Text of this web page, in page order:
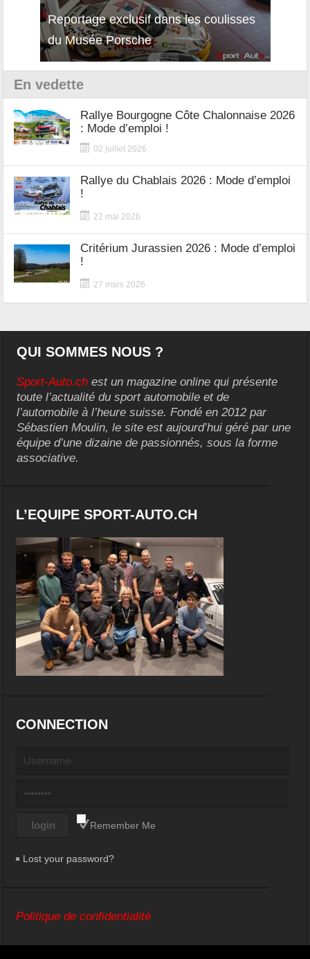
Reportage exclusif dans les coulisses
du Musée Porsche
En vedette
Rallye Bourgogne Côte Chalonnaise 2026
: Mode d’emploi !
02 juillet 2026
Rallye du Chablais 2026 : Mode d’emploi
!
22 mai 2026
Critérium Jurassien 2026 : Mode d’emploi
!
27 mars 2026
QUI SOMMES NOUS ?
Sport-Auto.ch est un magazine online qui présente
toute l’actualité du sport automobile et de
l’automobile à l’heure suisse. Fondé en 2012 par
Sébastien Moulin, le site est aujourd’hui géré par une
équipe d’une dizaine de passionnés, sous la forme
associative.
L’EQUIPE SPORT-AUTO.CH
CONNECTION
Remember Me
Lost your password?
Politique de confidentialité